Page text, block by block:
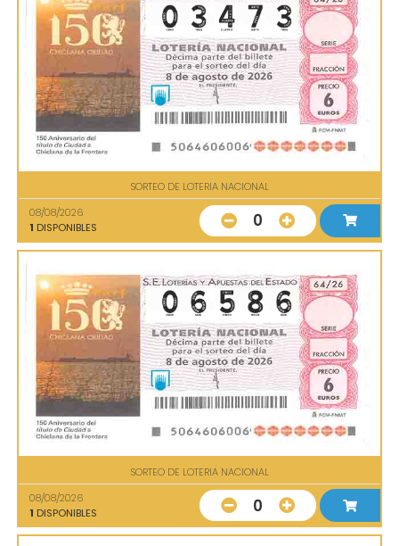
SORTEO DE LOTERIA NACIONAL
08/08/2026
1 DISPONIBLES 0
SORTEO DE LOTERIA NACIONAL
08/08/2026
1 DISPONIBLES 0